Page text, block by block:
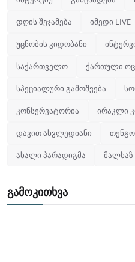
დღის შეჯამება იმედი LIVE
უცნობის კიდობანი
საქართველო ქართული
სპეციალური გამოშვება
კონსერვატორია ირაკლი
დავით ახვლედიანი თენგო
ახალი პარადიგმა
გამოკითხვა